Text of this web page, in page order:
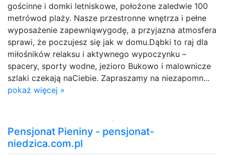
gościnne i domki letniskowe, położone zaledwie 100
metrówod plaży. Nasze przestronne wnętrza i pełne
wyposażenie zapewniąwygodę, a przyjazna atmosfera
sprawi, że poczujesz się jak w domu.Dąbki to raj dla
miłośników relaksu i aktywnego wypoczynku –
spacery, sporty wodne, jezioro Bukowo i malownicze
szlaki czekają naCiebie. Zapraszamy na niezapomn...
pokaż więcej »
Pensjonat Pieniny - pensjonat-
niedzica.com.pl